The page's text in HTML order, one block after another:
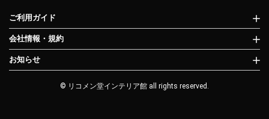
ご利用ガイド
会社情報・規約
お知らせ
© リコメン堂インテリア館 all rights reserved.